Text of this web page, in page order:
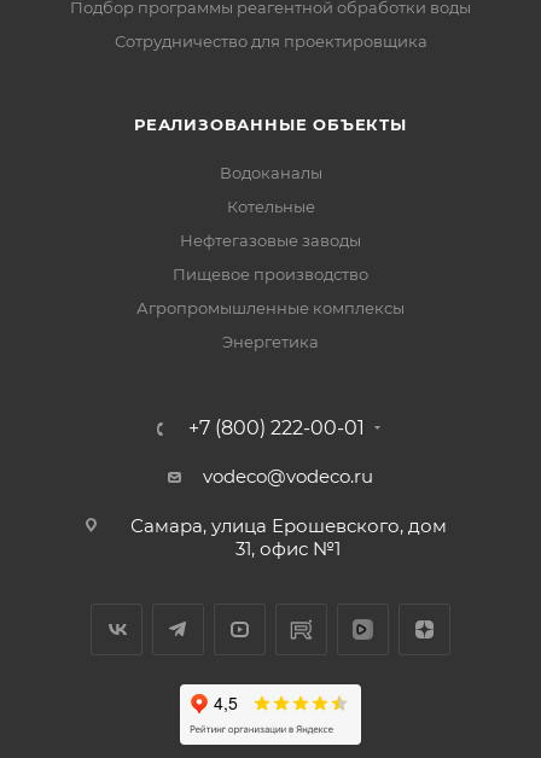
Подбор программы реагентной обработки воды
Сотрудничество для проектировщика
РЕАЛИЗОВАННЫЕ ОБЪЕКТЫ
Водоканалы
Котельные
Нефтегазовые заводы
Пищевое производство
Агропромышленные комплексы
Энергетика
+7 (800) 222-00-01
vodeco@vodeco.ru
Самара, улица Ерошевского, дом
31, офис №1